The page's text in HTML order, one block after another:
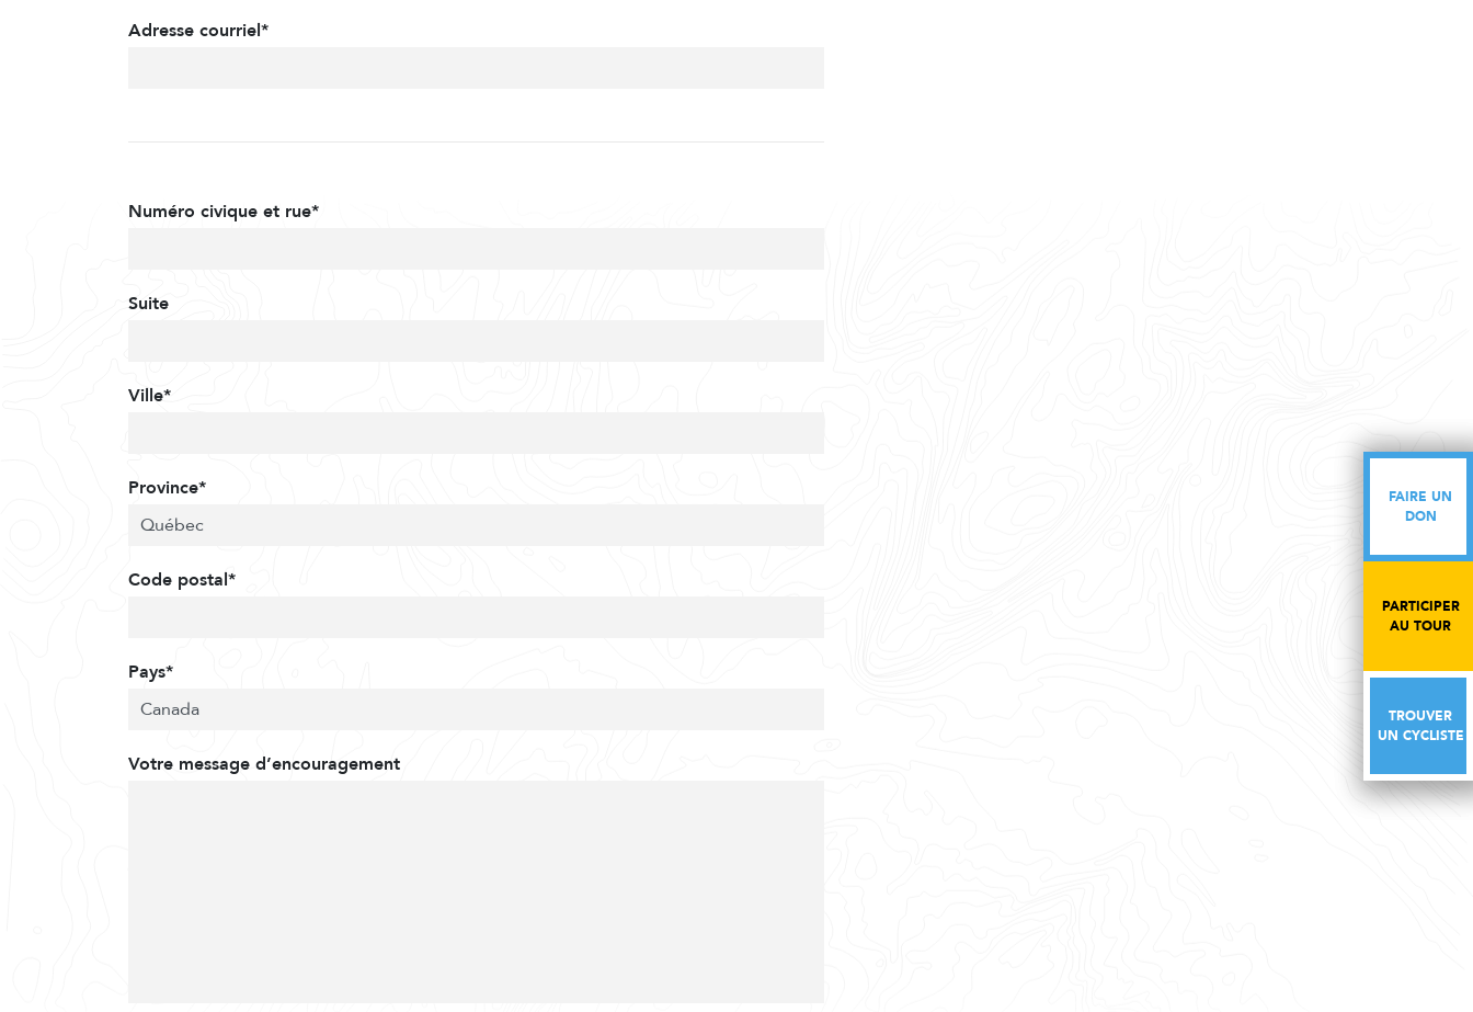
FAIRE UN
DON
PARTICIPER
AU TOUR
TROUVER
UN CYCLISTE
Adresse courriel*
Numéro civique et rue*
Suite
Ville*
Province*
Code postal*
Pays*
Votre message d’encouragement
FAIRE UN
DON
PARTICIPER
AU TOUR
TROUVER
UN CYCLISTE